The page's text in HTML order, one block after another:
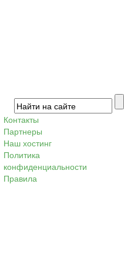
Контакты
Партнеры
Наш хостинг
Политика
конфиденциальности
Правила